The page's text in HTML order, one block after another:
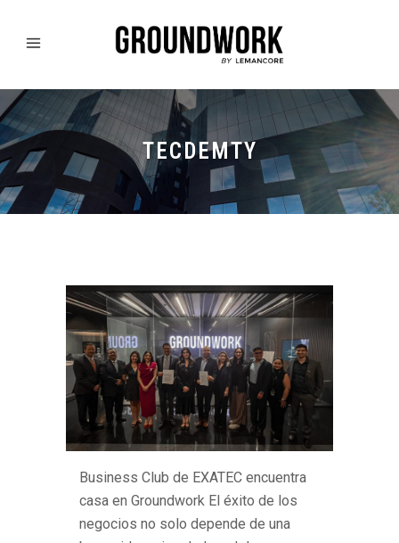
TECDEMTY
Business Club de EXATEC encuentra
casa en Groundwork El éxito de los
negocios no solo depende de una